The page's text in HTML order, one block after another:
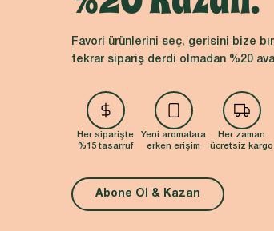
Favori ürünlerini seç, gerisini bize
tekrar sipariş derdi olmadan %20
Her siparişte
%15 tasarruf
Yeni aromalara
erken erişim
Her zaman
ücretsiz kargo
Abone Ol & Kazan